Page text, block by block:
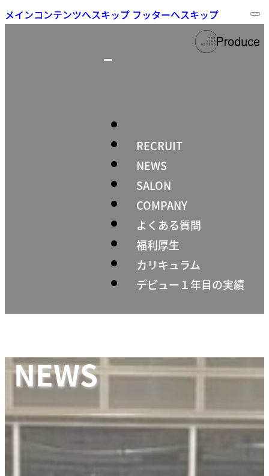
メインコンテンツへスキップ フッターへスキップ
RECRUIT
NEWS
SALON
COMPANY
よくある質問
福利厚生
カリキュラム
デビュー１年目の実績
NEWS